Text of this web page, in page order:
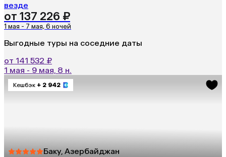
везде
от 137 226 ₽
1 мая - 7 мая, 6 ночей
Выгодные туры на соседние даты
от 141 532 ₽
1 мая - 9 мая, 8 н.
Кешбэк + 2 942
Баку, Азербайджан